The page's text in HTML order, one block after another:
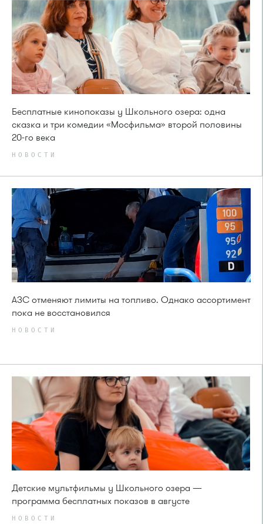
Бесплатные кинопоказы у Школьного озера: одна
сказка и три комедии «Мосфильма» второй половины
20-го века
НОВОСТИ
АЗС отменяют лимиты на топливо. Однако ассортимент
пока не восстановился
НОВОСТИ
Детские мультфильмы у Школьного озера —
программа бесплатных показов в августе
НОВОСТИ